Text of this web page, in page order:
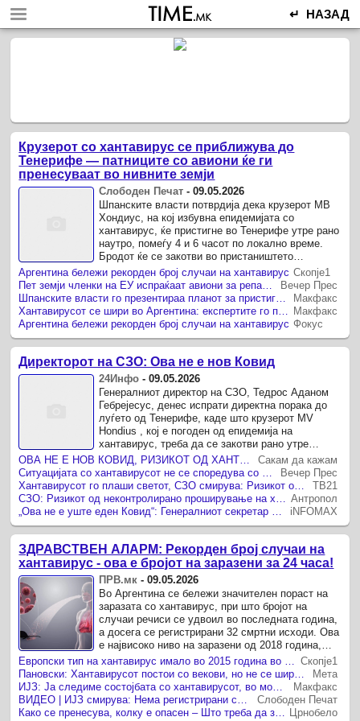
↵ НАЗАД
Крузерот со хантавирус се приближува до
Тенерифе — патниците со авиони ќе ги
пренесуваат во нивните земји
Слободен Печат -09.05.2026
Шпанските власти потврдија дека крузерот МВ
Хондиус, на кој избувна епидемијата со
хантавирус, ќе пристигне во Тенерифе утре рано
наутро, помеѓу 4 и 6 часот по локално време.
Бродот ќе се закотви во пристаништето
Гранадиља, каде што се во тек обемни ...
Аргентина бележи рекорден број случаи на хантавирус Скопје1
Вечер Прес
Макфакс
Макфакс
Аргентина бележи рекорден број случаи на хантавирус Фокус
Директорот на СЗО: Ова не е нов Ковид
24Инфо -09.05.2026
Генералниот директор на СЗО, Тедрос Аданом
Гебрејесус, денес испрати директна порака до
луѓето од Тенерифе, каде што крузерот MV
Hondius , кој е погоден од епидемија на
хантавирус, треба да се закотви рано утре
наутро.
Сакам да кажам
Вечер Прес
ТВ21
Антропол
iNFOMAX
ЗДРАВСТВЕН АЛАРМ: Рекорден број случаи на
хантавирус - ова е бројот на заразени за 24 часа!
ПРВ.мк -09.05.2026
Во Аргентина се бележи значителен пораст на
заразата со хантавирус, при што бројот на
случаи речиси се удвоил во последната година,
а досега се регистрирани 32 смртни исходи. Ова
е највисоко ниво на заразени од 2018 година,
што предизвикува сериозна ...
Европски тип на хантавирус имало во 2015 година во Македонија, но сега нема ризик за македонските граѓани од хантавирусот Скопје1
Пановски: Хантавирусот постои со векови, но не се шири лесно меѓу луѓе
Мета
ИЈЗ: Ја следиме состојбата со хантавирусот, во моментов нема регистрирани случаи, патници или блиски контакти поврзани со Македонија
Макфакс
ВИДЕО | ИЈЗ смирува: Нема регистрирани случаи на хантавирус во Македонија
Слободен Печат
Како се пренесува, колку е опасен – Што треба да знаете за хантавирусот? Црнобело